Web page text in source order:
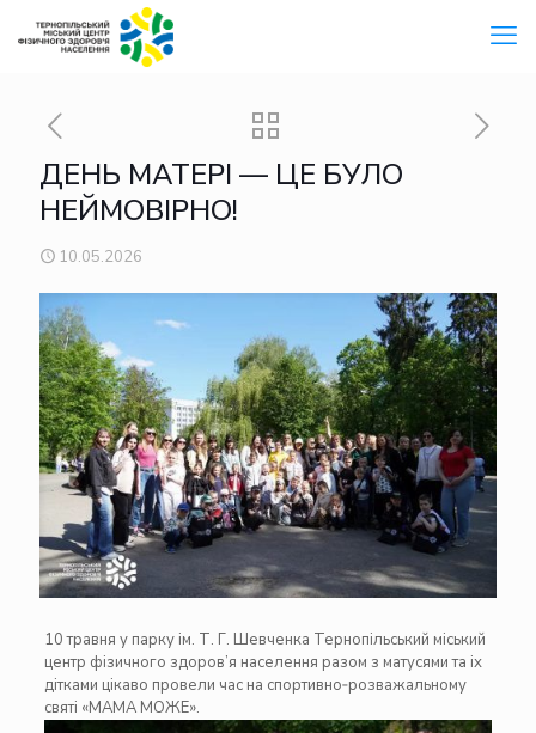
ДЕНЬ МАТЕРІ — ЦЕ БУЛО
НЕЙМОВІРНО!
10.05.2026
10 травня у парку ім. Т. Г. Шевченка Тернопільський міський
центр фізичного здоров’я населення разом з матусями та іх
дітками цікаво провели час на спортивно‑розважальному
святі «МАМА МОЖЕ».